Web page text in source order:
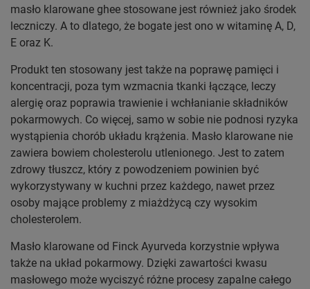
masło klarowane ghee stosowane jest również jako środek
leczniczy. A to dlatego, że bogate jest ono w witaminę A, D,
E oraz K.
Produkt ten stosowany jest także na poprawę pamięci i
koncentracji, poza tym wzmacnia tkanki łączące, leczy
alergię oraz poprawia trawienie i wchłanianie składników
pokarmowych. Co więcej, samo w sobie nie podnosi ryzyka
wystąpienia chorób układu krążenia. Masło klarowane nie
zawiera bowiem cholesterolu utlenionego. Jest to zatem
zdrowy tłuszcz, który z powodzeniem powinien być
wykorzystywany w kuchni przez każdego, nawet przez
osoby mające problemy z miażdżycą czy wysokim
cholesterolem.
Masło klarowane od Finck Ayurveda korzystnie wpływa
także na układ pokarmowy. Dzięki zawartości kwasu
masłowego może wyciszyć różne procesy zapalne całego